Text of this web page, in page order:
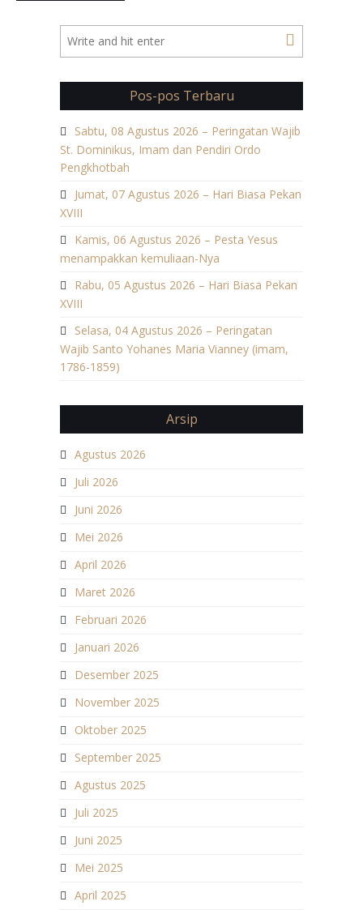
Pos-pos Terbaru
Sabtu, 08 Agustus 2026 – Peringatan Wajib
St. Dominikus, Imam dan Pendiri Ordo
Pengkhotbah
Jumat, 07 Agustus 2026 – Hari Biasa Pekan
XVIII
Kamis, 06 Agustus 2026 – Pesta Yesus
menampakkan kemuliaan-Nya
Rabu, 05 Agustus 2026 – Hari Biasa Pekan
XVIII
Selasa, 04 Agustus 2026 – Peringatan
Wajib Santo Yohanes Maria Vianney (imam,
1786-1859)
Arsip
Agustus 2026
Juli 2026
Juni 2026
Mei 2026
April 2026
Maret 2026
Februari 2026
Januari 2026
Desember 2025
November 2025
Oktober 2025
September 2025
Agustus 2025
Juli 2025
Juni 2025
Mei 2025
April 2025